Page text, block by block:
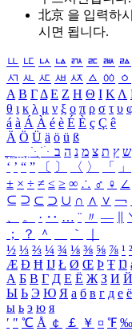
北京 을 입력하
시면 됩니다.
ㅥ ㅦ ㅧ ㅨ ㅩ ㅪ ㅫ ㅬ
ㅺ ㅻ ㅼ ㅽ ㅾ ㅿ ㆀ ㆁ
Α Β ΓΔ Ε Ζ Η Θ Ι ΚΛ
θ ι κ λ μ ν ξ ο π ρ σ τ υ
á à Á À é è É È ç Ç ê
Ä Ö Ü ä ö ü ß
ִֶֹ ֻּ ׁׂ ש ץ ת צ מ נ ה ב
‘ ’ “ ” 〔 〕 〈 〉 「 」
± × ÷ ≠ ≤ ≥ ∞ ∴ ♂ ♀ ∠
⊆ ⊇ ⊂ ⊃ ∪ ∩ ∧ ∨ ￢
、
。 · ‥ … ¨ 〃 ―
；
？ ＾ ｀
½ ⅓ ⅔ ¼ ¾ ⅛ ⅜ ⅝ ⅞ ¹ ²
Æ Ð Ħ Ĳ Ł Ø Œ Þ Ŧ Ŋ
А Б В Г Д Е Ё Ж З И Й
Ы Ь Э Ю Я а б в г д е ё
ы ь э ю я
′ ″ ℃ Å ￠ ￡ ￥ ¤ ℉ ‰